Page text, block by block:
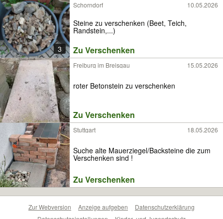
3
Schorndorf 10.05.2026
Steine zu verschenken (Beet, Teich,
Randstein,...)
Zu Verschenken
Freiburg im Breisgau 15.05.2026
roter Betonstein zu verschenken
Zu Verschenken
Stuttgart 18.05.2026
Suche alte Mauerziegel/Backsteine die zum
Verschenken sind !
Zu Verschenken
Zur Webversion Anzeige aufgeben
Datenschutzerklärung